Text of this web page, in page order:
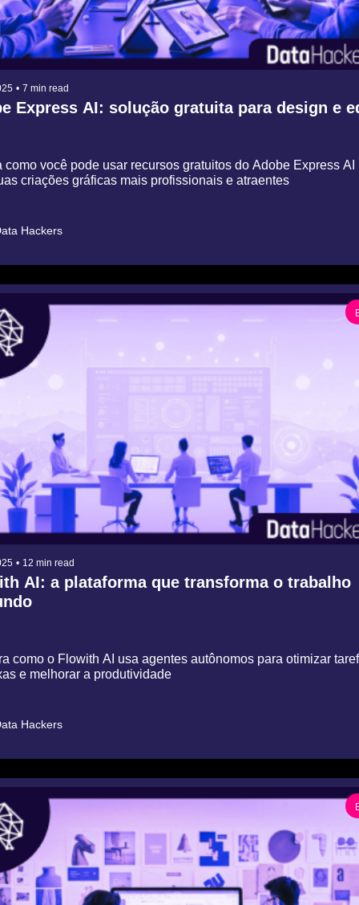
• 7 min read
Express AI: solução gratuita para design e
como você pode usar recursos gratuitos do Adobe Express AI
criações gráficas mais profissionais e atraentes
Hackers
• 12 min read
AI: a plataforma que transforma o trabalho
como o Flowith AI usa agentes autônomos para otimizar
e melhorar a produtividade
Hackers